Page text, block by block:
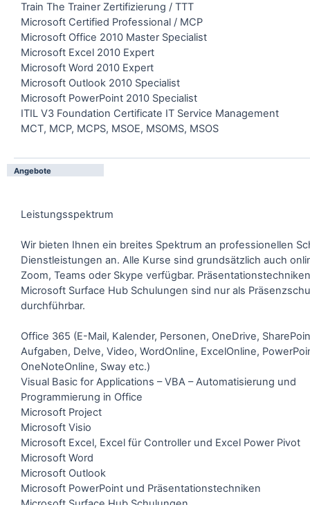
Train The Trainer Zertifizierung / TTT
Microsoft Certified Professional / MCP
Microsoft Office 2010 Master Specialist
Microsoft Excel 2010 Expert
Microsoft Word 2010 Expert
Microsoft Outlook 2010 Specialist
Microsoft PowerPoint 2010 Specialist
ITIL V3 Foundation Certificate IT Service Management
MCT, MCP, MCPS, MSOE, MSOMS, MSOS
Angebote
Leistungsspektrum
Wir bieten Ihnen ein breites Spektrum an professionellen
Dienstleistungen an. Alle Kurse sind grundsätzlich auch
Zoom, Teams oder Skype verfügbar.
Microsoft Surface Hub Schulungen sind nur als
durchführbar.
Office 365 (E-Mail, Kalender, Personen, OneDrive,
Aufgaben, Delve, Video, WordOnline, ExcelOnline,
OneNoteOnline, Sway etc.)
Visual Basic for Applications – VBA – Automatisierung und
Programmierung in Office
Microsoft Project
Microsoft Visio
Microsoft Excel, Excel für Controller und Excel Power Pivot
Microsoft Word
Microsoft Outlook
Microsoft PowerPoint und Präsentationstechniken